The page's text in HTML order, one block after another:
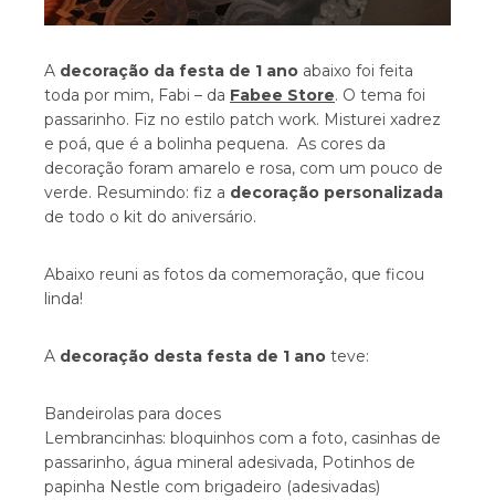
A decoração da festa de 1 anoabaixo foi feita
toda por mim, Fabi – da Fabee Store. O tema foi
passarinho. Fiz no estilo patch work. Misturei xadrez
e poá, que é a bolinha pequena. As cores da
decoração foram amarelo e rosa, com um pouco de
verde. Resumindo: fiz a decoração personalizada
de todo o kit do aniversário.
Abaixo reuni as fotos da comemoração, que ficou
linda!
A decoração desta festa de 1 anoteve:
Bandeirolas para doces
Lembrancinhas: bloquinhos com a foto, casinhas de
passarinho, água mineral adesivada, Potinhos de
papinha Nestle com brigadeiro (adesivadas)